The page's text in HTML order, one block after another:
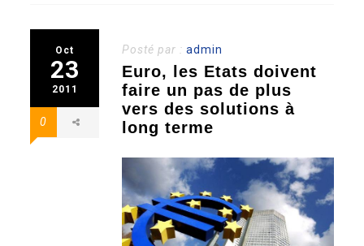
Oct
23
2011
0
Posté par :admin
Euro, les Etats doivent
faire un pas de plus
vers des solutions à
long terme